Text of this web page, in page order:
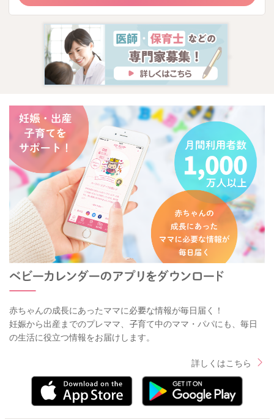
赤ちゃんの成長にあったママに必要な情報が毎日届く！
妊娠から出産までのプレママ、子育て中のママ・パパにも、毎日
の生活に役立つ情報をお届けします。
詳しくはこちら